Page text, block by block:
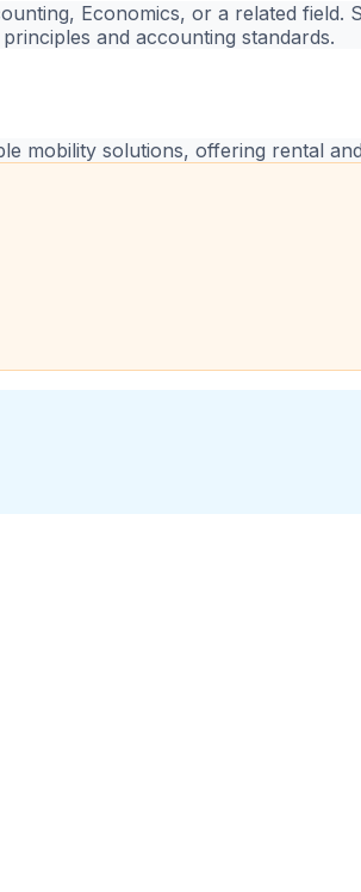
Economics, or a related
and accounting standards.
mobility solutions, offering rental